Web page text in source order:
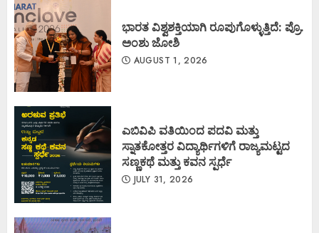
ಭಾರತ ವಿಶ್ವಶಕ್ತಿಯಾಗಿ ರೂಪುಗೊಳ್ಳುತ್ತಿದೆ: ಪ್ರೊ.
ಅಂಶು ಜೋಶಿ
AUGUST 1, 2026
ಎಬಿವಿಪಿ ವತಿಯಿಂದ ಪದವಿ ಮತ್ತು
ಸ್ನಾತಕೋತ್ತರ ವಿದ್ಯಾರ್ಥಿಗಳಿಗೆ ರಾಜ್ಯಮಟ್ಟದ
ಸಣ್ಣಕಥೆ ಮತ್ತು ಕವನ ಸ್ಪರ್ಧೆ
JULY 31, 2026